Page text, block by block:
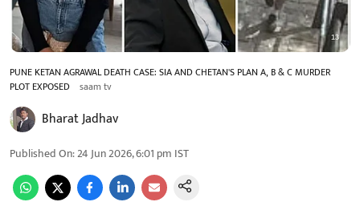
PUNE KETAN AGRAWAL DEATH CASE: SIA AND CHETAN'S PLAN A, B & C MURDER
PLOT EXPOSED saam tv
Bharat Jadhav
Published On:24 Jun 2026, 6:01 pm IST